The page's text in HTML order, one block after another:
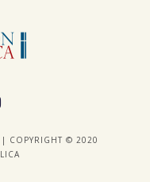
| COPYRIGHT © 2020